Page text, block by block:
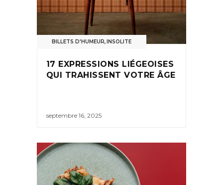
BILLETS D'HUMEUR,INSOLITE
17 EXPRESSIONS LIÉGEOISES
QUI TRAHISSENT VOTRE ÂGE
septembre 16, 2025